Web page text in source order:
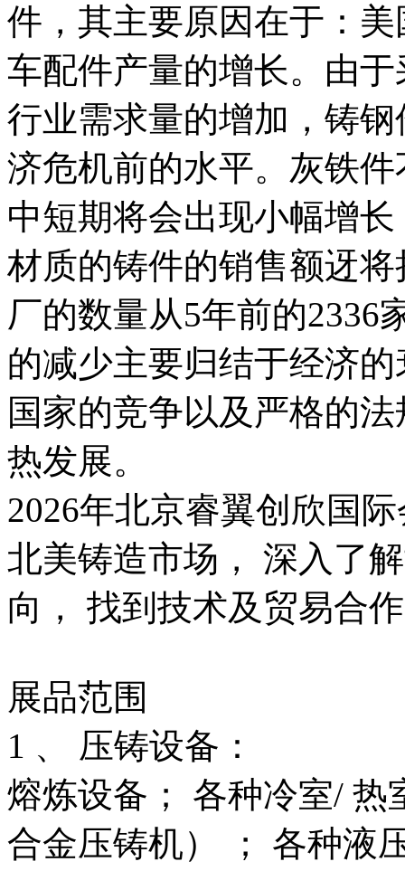
件，其主要原因在于：
车配件产量的增长。由
行业需求量的增加，铸
济危机前的水平。灰铁
中短期将会出现小幅增
材质的铸件的销售额迓
厂的数量从5年前的2336
的减少主要归结于经济
国家的竞争以及严格的
热发展。
2026年北京睿翼创欣国
北美铸造市场， 深入了
向， 找到技术及贸易合
展品范围
1 、 压铸设备：
熔炼设备； 各种冷室/ 热
合金压铸机） ； 各种液